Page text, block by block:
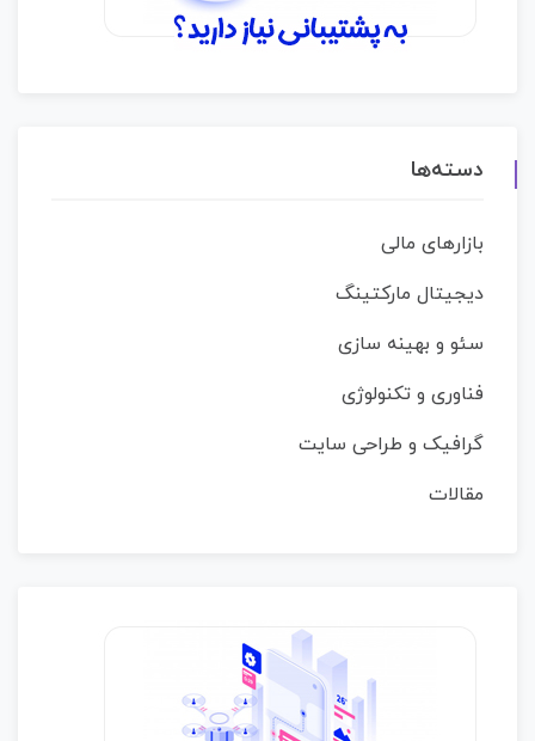
دسته‌ها
بازارهای مالی
دیجیتال مارکتینگ
سئو و بهینه سازی
فناوری و تکنولوژی
گرافیک و طراحی سایت
مقالات